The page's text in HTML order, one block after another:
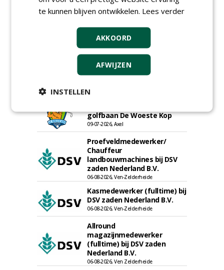
Hoofdgreenkeeper (m/v)
Golfbaan KralingenOosthoek
groepRotterdam
Meewerkend Voorman
Sportvelden bij
09-07-2026, Castricum en Uitgeest
golfbaan De Woeste Kop
09-07-2026, Axel
Proefveldmedewerker/
Chauffeur
landbouwmachines bij DSV
zaden Nederland B.V.
06-08-2026, Ven-Zelderheide
Kasmedewerker (fulltime) bij
DSV zaden Nederland B.V.
06-08-2026, Ven-Zelderheide
Allround
magazijnmedewerker
(fulltime) bij DSV zaden
Nederland B.V.
06-08-2026, Ven Zelderheide
te kunnen blijven ontwikkelen. Lees verder
AKKOORD
AFWIJZEN
INSTELLEN